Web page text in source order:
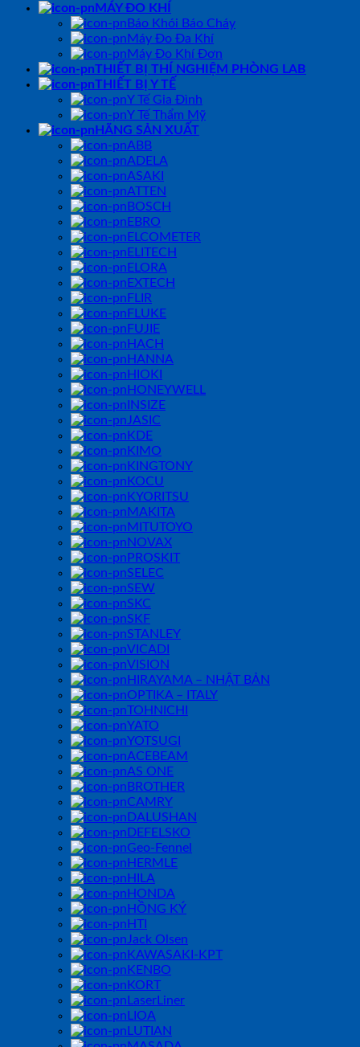
MÁY ĐO KHÍ
Báo Khói Báo Cháy
Máy Đo Đa Khí
Máy Đo Khí Đơn
THIẾT BỊ THÍ NGHIỆM PHÒNG LAB
THIẾT BỊ Y TẾ
Y Tế Gia Đình
Y Tế Thẩm Mỹ
HÃNG SẢN XUẤT
ABB
ADELA
ASAKI
ATTEN
BOSCH
EBRO
ELCOMETER
ELITECH
ELORA
EXTECH
FLIR
FLUKE
FUJIE
HACH
HANNA
HIOKI
HONEYWELL
INSIZE
JASIC
KDE
KIMO
KINGTONY
KOCU
KYORITSU
MAKITA
MITUTOYO
NOVAX
PROSKIT
SELEC
SEW
SKC
SKF
STANLEY
VICADI
VISION
HIRAYAMA – NHẬT BẢN
OPTIKA – ITALY
TOHNICHI
YATO
YOTSUGI
ACEBEAM
AS ONE
BROTHER
CAMRY
DALUSHAN
DEFELSKO
Geo-Fennel
HERMLE
HILA
HONDA
HỒNG KÝ
HTI
Jack Olsen
KAWASAKI-KPT
KENBO
KORT
LaserLiner
LIOA
LUTIAN